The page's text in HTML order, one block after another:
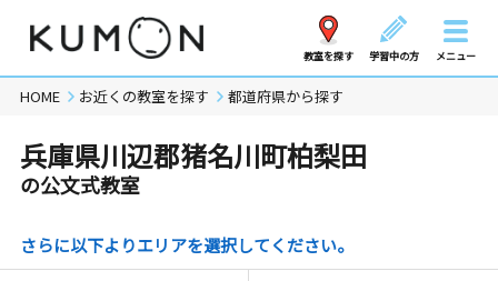
教室を探す 学習中の方 メニュー
HOME お近くの教室を探す 都道府県から探す
兵庫県川辺郡猪名川町柏梨田
の公文式教室
さらに以下よりエリアを選択してください。